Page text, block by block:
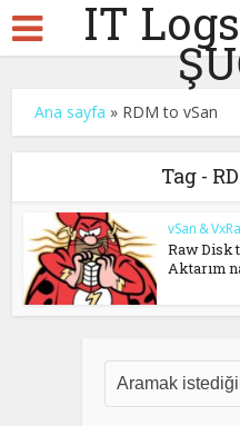
IT
Ana sayfa » RDM to vSan
Tag -
vSan &
Raw Disk
Aktarım